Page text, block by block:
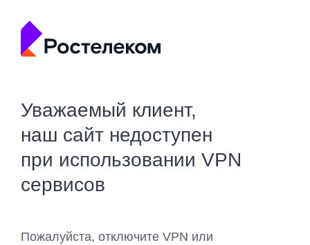
Уважаемый клиент,
наш сайт недоступен
при использовании VPN
сервисов
Пожалуйста, отключите VPN или